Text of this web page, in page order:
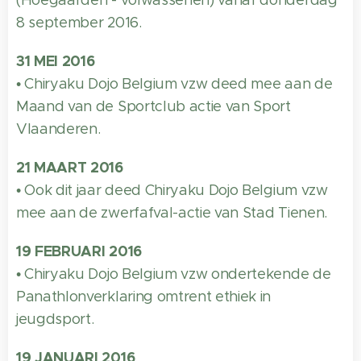
8 september 2016.
31 MEI 2016
• Chiryaku Dojo Belgium vzw deed mee aan de
Maand van de Sportclub actie van Sport
Vlaanderen.
21 MAART 2016
• Ook dit jaar deed Chiryaku Dojo Belgium vzw
mee aan de zwerfafval-actie van Stad Tienen.
19 FEBRUARI 2016
• Chiryaku Dojo Belgium vzw ondertekende de
Panathlonverklaring omtrent ethiek in
jeugdsport.